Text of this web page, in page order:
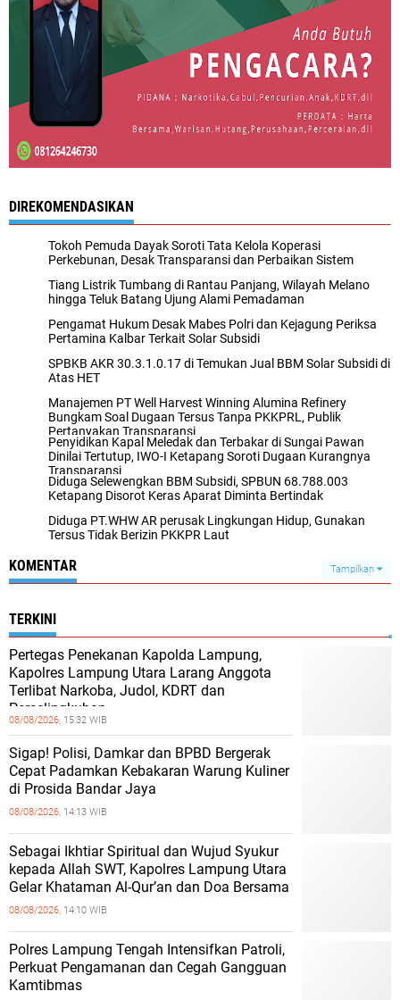
DIREKOMENDASIKAN
Tokoh Pemuda Dayak Soroti Tata Kelola Koperasi
Perkebunan, Desak Transparansi dan Perbaikan Sistem
Tiang Listrik Tumbang di Rantau Panjang, Wilayah Melano
hingga Teluk Batang Ujung Alami Pemadaman
Pengamat Hukum Desak Mabes Polri dan Kejagung Periksa
Pertamina Kalbar Terkait Solar Subsidi
SPBKB AKR 30.3.1.0.17 di Temukan Jual BBM Solar Subsidi di
Atas HET
Manajemen PT Well Harvest Winning Alumina Refinery
Bungkam Soal Dugaan Tersus Tanpa PKKPRL, Publik
Pertanyakan Transparansi
Penyidikan Kapal Meledak dan Terbakar di Sungai Pawan
Dinilai Tertutup, IWO-I Ketapang Soroti Dugaan Kurangnya
Transparansi
Diduga Selewengkan BBM Subsidi, SPBUN 68.788.003
Ketapang Disorot Keras Aparat Diminta Bertindak
Diduga PT.WHW AR perusak Lingkungan Hidup, Gunakan
Tersus Tidak Berizin PKKPR Laut
KOMENTAR Tampilkan
TERKINI
Pertegas Penekanan Kapolda Lampung,
Kapolres Lampung Utara Larang Anggota
Terlibat Narkoba, Judol, KDRT dan
Perselingkuhan
08/08/2026, 15:32 WIB
Sigap! Polisi, Damkar dan BPBD Bergerak
Cepat Padamkan Kebakaran Warung Kuliner
di Prosida Bandar Jaya
08/08/2026, 14:13 WIB
Sebagai Ikhtiar Spiritual dan Wujud Syukur
kepada Allah SWT, Kapolres Lampung Utara
Gelar Khataman Al-Qur’an dan Doa Bersama
08/08/2026, 14:10 WIB
Polres Lampung Tengah Intensifkan Patroli,
Perkuat Pengamanan dan Cegah Gangguan
Kamtibmas